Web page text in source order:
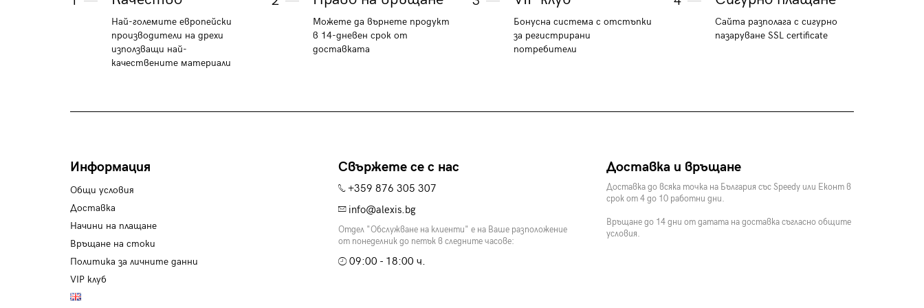
Най-големите европейски
производители на дрехи
използващи най-
качествените материали
Можете да върнете продукт
в 14-дневен срок от
доставката
Бонусна система с отстъпки
за регистрирани
потребители
Сайта разполага с сигурно
пазаруване SSL certificate
Информация
Общи условия
Доставка
Начини на плащане
Връщане на стоки
Политика за личните данни
VIP клуб
Свържете се с нас
+359 876 305 307
info@alexis.bg
Отдел "Обслужване на клиенти" е на Ваше разположение
от понеделник до петък в следните часове:
09:00 - 18:00 ч.
Доставка и връщане
Доставка до всяка точка на България със Speedy или Еконт в
срок от 4 до 10 работни дни.
Връщане до 14 дни от датата на доставка съгласно общите
условия.